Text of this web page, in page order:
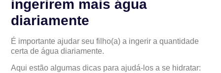
ingerirem mais água
diariamente
É importante ajudar seu filho(a) a ingerir a quantidade
certa de água diariamente.
Aqui estão algumas dicas para ajudá-los a se hidratar: